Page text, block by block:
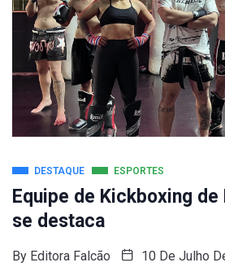
DESTAQUE ESPORTES
Equipe de Kickboxing de
se destaca
By Editora Falcão 10 De Julho